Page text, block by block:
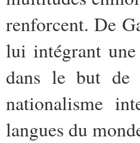
renforcent. De
lui intégrant
dans le but de
nationalisme
langues du